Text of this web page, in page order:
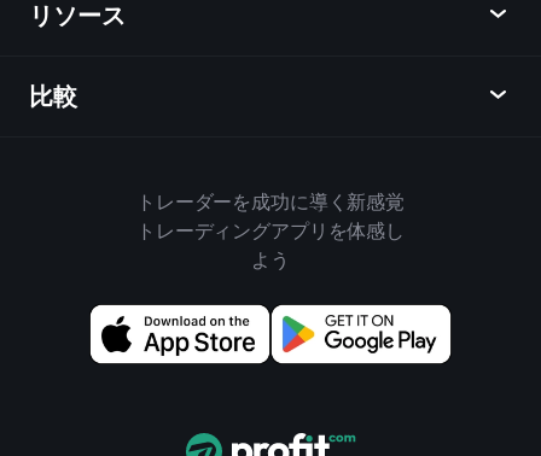
ラーニングハブ
メッセンジャー
外国為替
指数
アフィリエイトプログラム
企業情報
Playtradeについて
ウィジェット
データAPI
リソース
ヘルプセンター
ハウスルール
クッキーポリシー
ディスクロージャー
比較
TradingView
YCharts
トレーダーを成功に導く新感覚
トレーディングアプリを体感し
よう